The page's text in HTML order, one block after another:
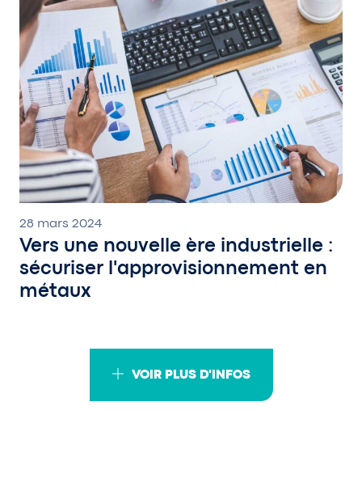
28 mars 2024
Vers une nouvelle ère industrielle :
sécuriser l'approvisionnement en
métaux
VOIR PLUS D'INFOS